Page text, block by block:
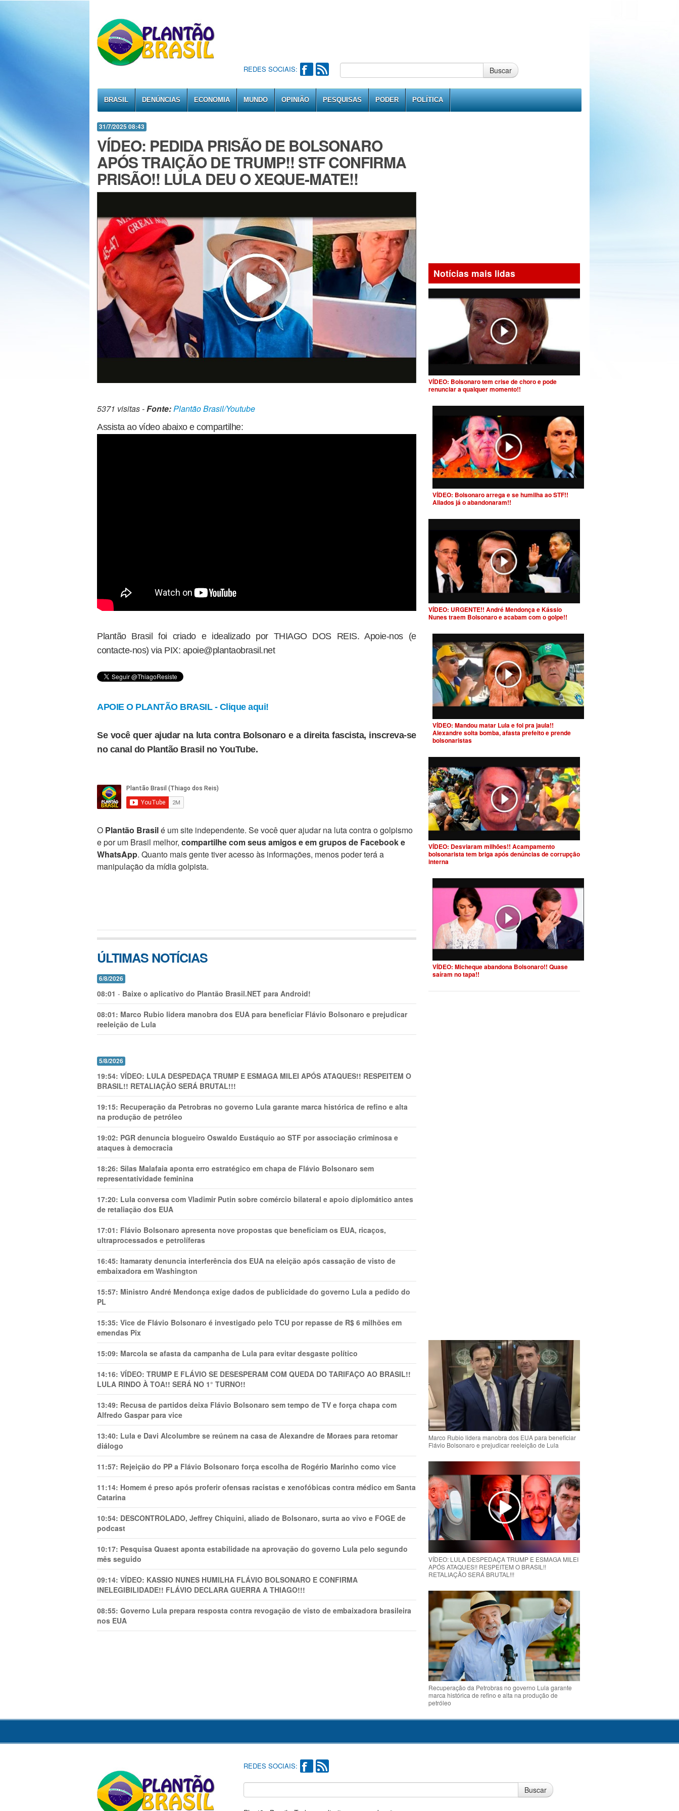
REDES SOCIAIS: Buscar
BRASIL DENÚNCIAS ECONOMIA MUNDO OPINIÃO PESQUISAS PODER POLÍTICA
31/7/2025 08:43
VÍDEO: PEDIDA PRlSÃO DE BOLSONARO
APÓS TRAlÇÃO DE TRUMP!! STF CONFIRMA
PRlSÃO!! LULA DEU O XEQUE-MATE!!
5371 visitas -Fonte:Plantão Brasil/Youtube
Assista ao vídeo abaixo e compartilhe:
Plantão Brasil foi criado e idealizado por THIAGO DOS REIS. Apoie-nos (e
contacte-nos) via PIX: apoie@plantaobrasil.net
APOIE O PLANTÃO BRASIL - Clique aqui!
Se você quer ajudar na luta contra Bolsonaro e a direita fascista, inscreva-se
no canal do Plantão Brasil no YouTube.
O Plantão Brasilé um site independente. Se você quer ajudar na luta contra o golpismo
e por um Brasil melhor, compartilhe com seus amigos e em grupos de Facebook e
WhatsApp. Quanto mais gente tiver acesso às informações, menos poder terá a
manipulação da mídia golpista.
ÚLTIMAS NOTÍCIAS
6/8/2026
08:01 - Baixe o aplicativo do Plantão Brasil.NET para Android!
08:01: Marco Rubio lidera manobra dos EUA para beneficiar Flávio Bolsonaro e prejudicar
reeleição de Lula
5/8/2026
19:54: VÍDEO: LULA DESPEDAÇA TRUMP E ESMAGA MILEI APÓS ATAQUES!! RESPEITEM O
BRASIL!! RETALIAÇÃO SERÁ BRUTAL!!!
19:15: Recuperação da Petrobras no governo Lula garante marca histórica de refino e alta
na produção de petróleo
19:02: PGR denuncia blogueiro Oswaldo Eustáquio ao STF por associação criminosa e
ataques à democracia
18:26: Silas Malafaia aponta erro estratégico em chapa de Flávio Bolsonaro sem
representatividade feminina
17:20: Lula conversa com Vladimir Putin sobre comércio bilateral e apoio diplomático antes
de retaliação dos EUA
17:01: Flávio Bolsonaro apresenta nove propostas que beneficiam os EUA, ricaços,
ultraprocessados e petrolíferas
16:45: Itamaraty denuncia interferência dos EUA na eleição após cassação de visto de
embaixadora em Washington
15:57: Ministro André Mendonça exige dados de publicidade do governo Lula a pedido do
PL
15:35: Vice de Flávio Bolsonaro é investigado pelo TCU por repasse de R$ 6 milhões em
emendas Pix
15:09: Marcola se afasta da campanha de Lula para evitar desgaste político
14:16: VÍDEO: TRUMP E FLÁVIO SE DESESPERAM COM QUEDA DO TARIFAÇO AO BRASIL!!
LULA RINDO À TOA!! SERÁ NO 1° TURNO!!
13:49: Recusa de partidos deixa Flávio Bolsonaro sem tempo de TV e força chapa com
Alfredo Gaspar para vice
13:40: Lula e Davi Alcolumbre se reúnem na casa de Alexandre de Moraes para retomar
diálogo
11:57: Rejeição do PP a Flávio Bolsonaro força escolha de Rogério Marinho como vice
11:14: Homem é preso após proferir ofensas racistas e xenofóbicas contra médico em Santa
Catarina
10:54: DESCONTROLADO, Jeffrey Chiquini, aliado de Bolsonaro, surta ao vivo e FOGE de
podcast
10:17: Pesquisa Quaest aponta estabilidade na aprovação do governo Lula pelo segundo
mês seguido
09:14: VÍDEO: KASSIO NUNES HUMlLHA FLÁVIO BOLSONARO E CONFIRMA
INELEGIBILIDADE!! FLÁVIO DECLARA GUERRA A THIAGO!!!
08:55: Governo Lula prepara resposta contra revogação de visto de embaixadora brasileira
nos EUA
Notícias mais lidas
VÍDEO: Bolsonaro tem crise de choro e pode
renunciar a qualquer momento!!
VÍDEO: Bolsonaro arrega e se humilha ao STF!!
Aliados já o abandonaram!!
VÍDEO: URGENTE!! André Mendonça e Kássio
Nunes traem Bolsonaro e acabam com o golpe!!
VÍDEO: Mandou matar Lula e foi pra jaula!!
Alexandre solta bomba, afasta prefeito e prende
bolsonaristas
VÍDEO: Desviaram milhões!! Acampamento
bolsonarista tem briga após denúncias de corrupção
interna
VÍDEO: Micheque abandona Bolsonaro!! Quase
saíram no tapa!!
Marco Rubio lidera manobra dos EUA para beneficiar
Flávio Bolsonaro e prejudicar reeleição de Lula
VÍDEO: LULA DESPEDAÇA TRUMP E ESMAGA MILEI
APÓS ATAQUES!! RESPEITEM O BRASIL!!
RETALIAÇÃO SERÁ BRUTAL!!!
Recuperação da Petrobras no governo Lula garante
marca histórica de refino e alta na produção de
petróleo
REDES SOCIAIS:
Buscar